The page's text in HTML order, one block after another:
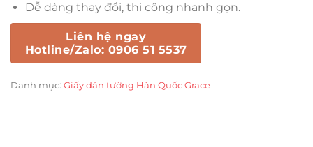
Dễ dàng thay đổi, thi công nhanh gọn.
Liên hệ ngay
Hotline/Zalo: 0906 51 5537
Danh mục: Giấy dán tường Hàn Quốc Grace